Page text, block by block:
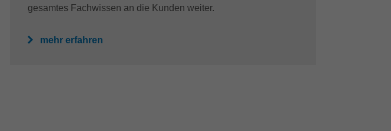
gesamtes Fachwissen an die Kunden weiter.
mehr erfahren